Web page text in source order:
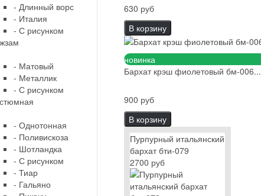
- Длинный ворс
- Италия
- С рисунком
- Матовый
- Металлик
- С рисунком
- Однотонная
- Поливискоза
- Шотландка
- С рисунком
- Тиар
- Гальяно
630 руб
В корзину
новинка
Бархат крэш фиолетовый бм-006...
900 руб
В корзину
Пурпурный итальянский
бархат бти-079
2700 руб